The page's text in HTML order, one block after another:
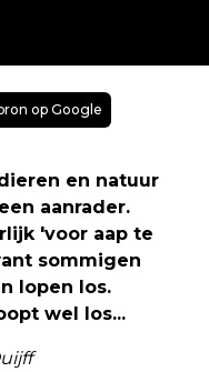
op Google
en natuur
aanrader.
'voor aap te
sommigen
lopen los.
wel los...